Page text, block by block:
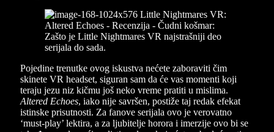
Pojedine trenutke ovog iskustva nećete zaboraviti čim
skinete VR headset, siguran sam da će vas momenti koji
teraju jezu niz kičmu još neko vreme pratiti u mislima.
Altered Echoes, iako nije savršen, postiže taj redak efekat
istinske prisutnosti. Za fanove serijala ovo je verovatno
‘must-play’ lektira, a za ljubitelje horora i imerzije ovo bi se